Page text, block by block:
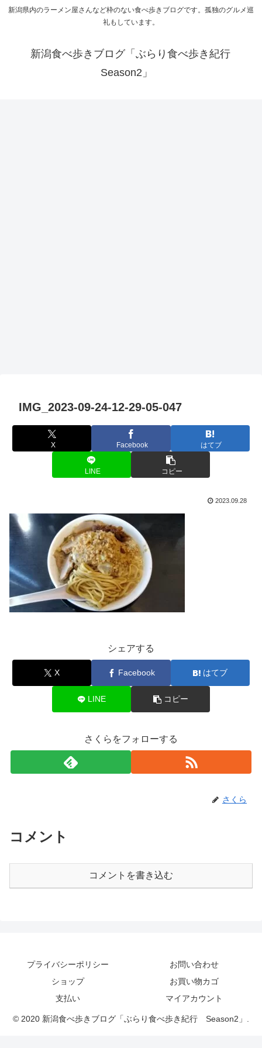
新潟県内のラーメン屋さんなど枠のない食べ歩きブログです。孤独のグルメ巡
礼もしています。
新潟食べ歩きブログ「ぶらり食べ歩き紀行
Season2」
IMG_2023-09-24-12-29-05-047
X Facebook はてブ
LINE コピー
2023.09.28
シェアする
X Facebook はてブ
LINE コピー
さくらをフォローする
さくら
コメント
コメントを書き込む
プライバシーポリシー
お問い合わせ
ショップ
お買い物カゴ
支払い
マイアカウント
© 2020 新潟食べ歩きブログ「ぶらり食べ歩き紀行 Season2」.